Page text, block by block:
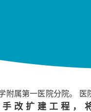
属第一医院分院。 医
改扩建工程，